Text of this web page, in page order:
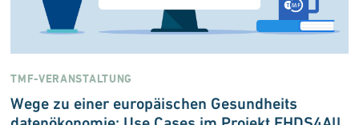
TMF-VERANSTALTUNG
Wege zu einer europäischen Gesundheits